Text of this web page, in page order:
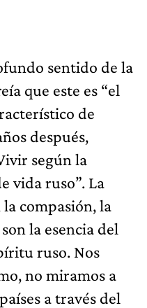
sentido de la
que este es “el
de
después,
según la
vida ruso”. La
compasión, la
la esencia del
ruso. Nos
no miramos a
a través del